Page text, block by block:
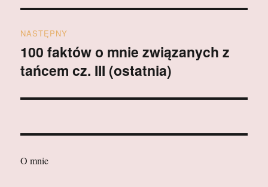
NASTĘPNY
Następny
wpis:
100 faktów o mnie związanych z
tańcem cz. III (ostatnia)
O mnie